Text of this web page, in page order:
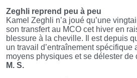
Zeghli reprend peu à peu
Kamel Zeghli n’a joué qu’une
son transfert au MCO cet hiver en
blessure à la cheville. Il est depuis
un travail d’entraînement spécifique
moyens physiques et se délester de
M. S.